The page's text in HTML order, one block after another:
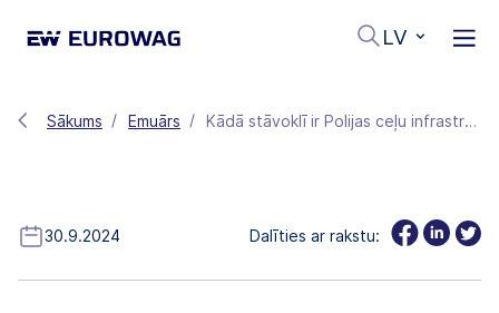
LV
Sākums Emuārs Kādā stāvoklī ir Polijas ceļu infrastruktūra un kā tā ietekmē kravas automašīnu vadītāju ikdienu?
30.9.2024 Dalīties ar rakstu: